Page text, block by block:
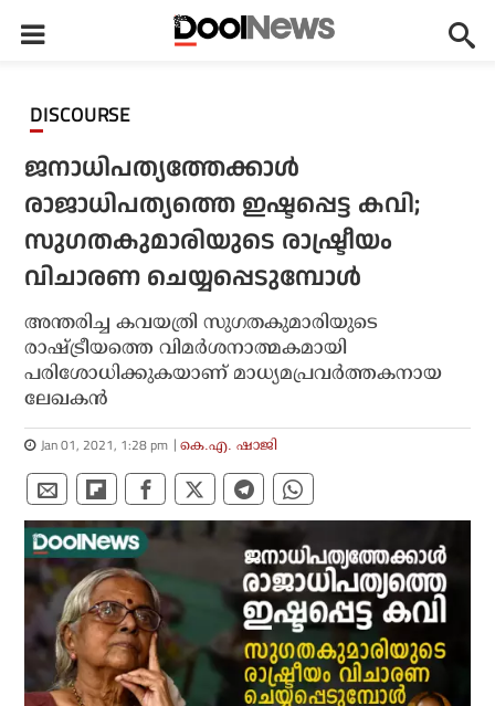
DISCOURSE
ജനാധിപത്യത്തേക്കാള്‍
രാജാധിപത്യത്തെ ഇഷ്ടപ്പെട്ട കവി;
സുഗതകുമാരിയുടെ രാഷ്ട്രീയം
വിചാരണ ചെയ്യപ്പെടുമ്പോള്‍
അന്തരിച്ച കവയത്രി സുഗതകുമാരിയുടെ
രാഷ്ട്രീയത്തെ വിമര്‍ശനാത്മകമായി
പരിശോധിക്കുകയാണ് മാധ്യമപ്രവര്‍ത്തകനായ
ലേഖകന്‍
Jan 01, 2021, 1:28 pm കെ.എ. ഷാജി